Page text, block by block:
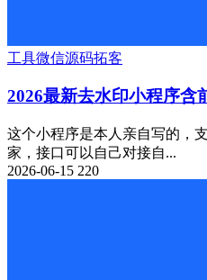
工具微信源码拓客
2026最新去水印小程序含
这个小程序是本人亲自写的，
家，接口可以自己对接自...
2026-06-15 220